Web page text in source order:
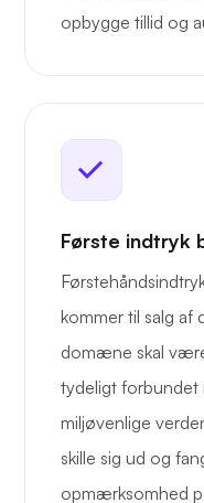
opbygge tillid og
Første indtryk
kommer til salg
domæne skal
tydeligt forbundet
miljøvenlige
skille sig ud og
opmærksomhed